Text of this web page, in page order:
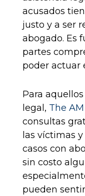
acusados
justo y a ser
abogado. Es
partes
poder actuar
Para
legal, The
consultas
las víctimas
casos con
sin costo
pueden